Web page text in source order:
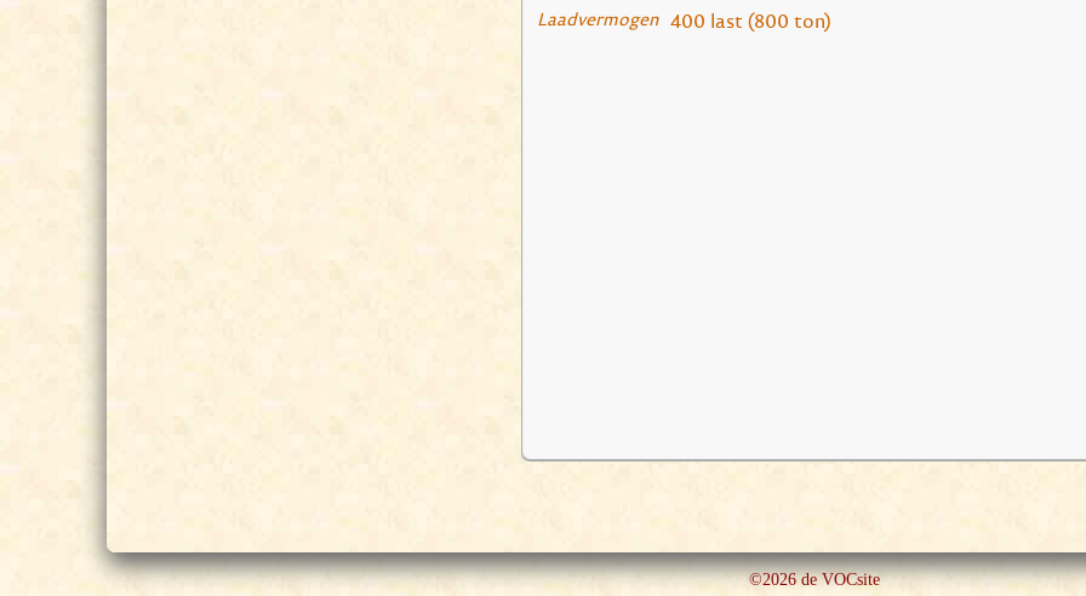
Laadvermogen 400 last (800 ton)
©2026 de VOCsite